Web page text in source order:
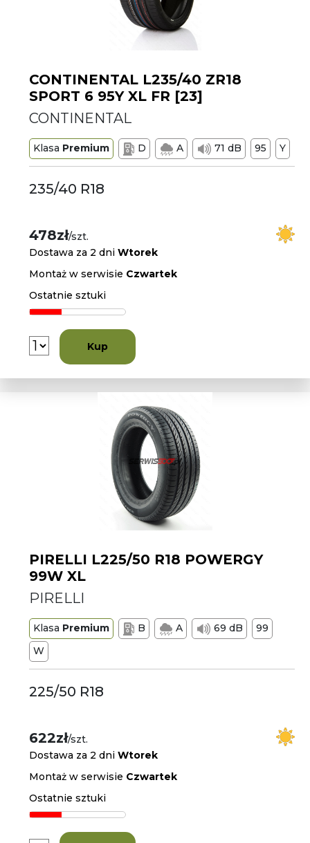
CONTINENTAL L235/40 ZR18
SPORT 6 95Y XL FR [23]
CONTINENTAL
Klasa Premium D A 71 dB 95 Y
235/40 R18
478zł/szt.
Dostawa za 2 dniWtorek
Montaż w serwisie Czwartek
Ostatnie sztuki
Kup
PIRELLI L225/50 R18 POWERGY
99W XL
PIRELLI
Klasa Premium B A 69 dB
99
W
225/50 R18
622zł/szt.
Dostawa za 2 dniWtorek
Montaż w serwisie Czwartek
Ostatnie sztuki